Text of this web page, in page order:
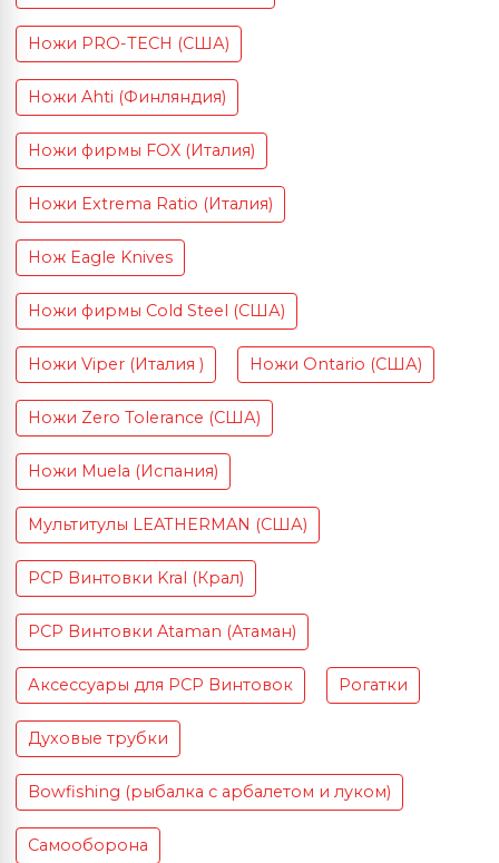
Ножи PRO-TECH (США)
Ножи Ahti (Финляндия)
Ножи фирмы FOX (Италия)
Ножи Extrema Ratio (Италия)
Нож Eagle Knives
Ножи фирмы Cold Steel (США)
Ножи Viper (Италия ) Ножи Ontario (США)
Ножи Zero Tolerance (США)
Ножи Muela (Испания)
Мультитулы LEATHERMAN (США)
PCP Винтовки Kral (Крал)
PCP Винтовки Ataman (Атаман)
Аксессуары для PCP Винтовок Рогатки
Духовые трубки
Bowfishing (рыбалка с арбалетом и луком)
Самооборона